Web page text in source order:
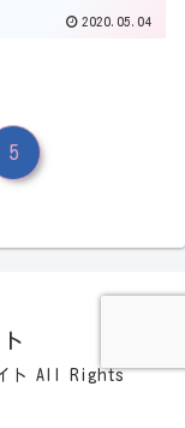
2020.05.04
5
ト All Rights